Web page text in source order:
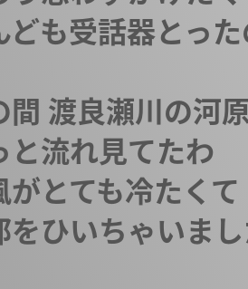
ども受話器とっ
間 渡良瀬川の河
と流れ見てたわ
がとても冷たくて
をひいちゃいま